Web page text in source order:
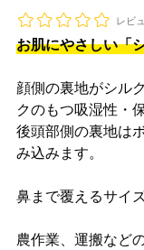
レビ
お肌にやさしい「
顔側の裏地がシル
クのもつ吸湿性・
後頭部側の裏地は
み込みます。
鼻まで覆えるサイ
農作業、運搬など